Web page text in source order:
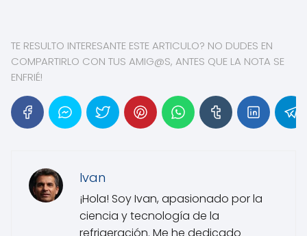
TE RESULTO INTERESANTE ESTE ARTICULO? NO DUDES EN
COMPARTIRLO CON TUS AMIG@S, ANTES QUE LA NOTA SE
ENFRIÉ!
Ivan
¡Hola! Soy Ivan, apasionado por la
ciencia y tecnología de la